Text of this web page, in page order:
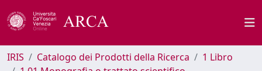
IRIS Catalogo dei Prodotti della Ricerca
1 Libro